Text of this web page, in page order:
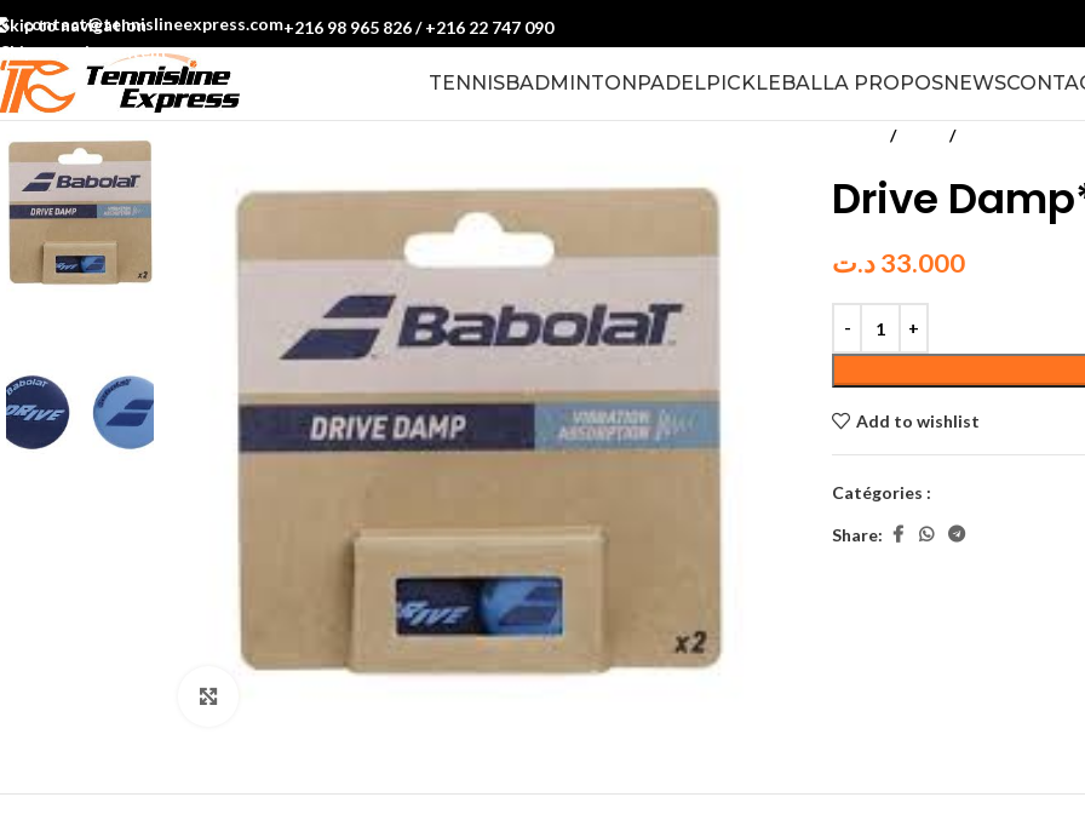
Skip to navigation
Skip to main content
contact@tennislineexpress.com+216 98 965 826/+216 22 747 090
TENNISBADMINTONPADELPICKLEBALLA PROPOSNEWS
Tennis Accessoires
Drive
33.000د.ت
Add to wishlist
Catégories :
Share: